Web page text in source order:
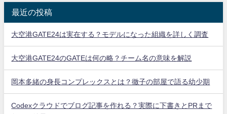
最近の投稿
大空港GATE24は実在する？モデルになった組織を詳しく調査
大空港GATE24のGATEは何の略？チーム名の意味を解説
岡本多緒の身長コンプレックスとは？徹子の部屋で語る幼少期
Codexクラウドでブログ記事を作れる？実際に下書きとPRまで